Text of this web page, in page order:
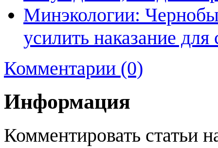
Минэкологии:
усилить наказание для
Комментарии (0)
Информация
Комментировать статьи